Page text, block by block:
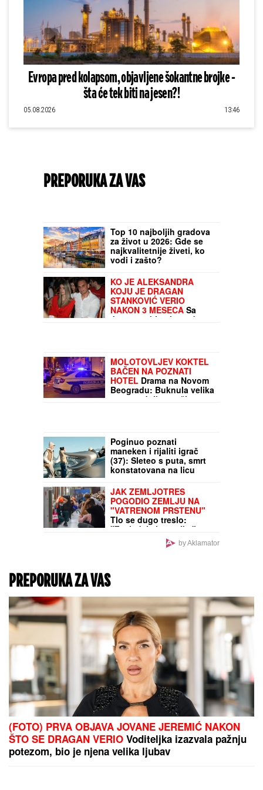
Evropa pred kolapsom, objavljene šokantne brojke -
šta će tek biti na jesen?!
05.08.2026 13:46
PREPORUKA ZA VAS
Top 10 najboljih gradova
za život u 2026: Gde se
najkvalitetnije živeti, ko
vodi i zašto?
NAKON 3 MESECA
Jovanom bio skoro dve
godine, pa usledio krah:
"Mnogo me je koštala ta
MOLOTOVLJEV KOKTEL
BAČEN NA POZNATI
HOTELDrama na Novom
Beogradu: Buknula velika
vatra, radnik sprečio
katastrofu